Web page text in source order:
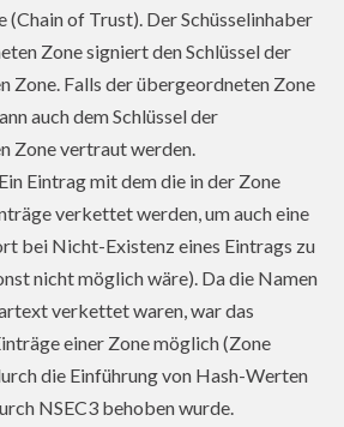
(Chain of Trust). Der Schüsselinhaber
Zone signiert den Schlüssel der
Zone. Falls der übergeordneten Zone
auch dem Schlüssel der
Zone vertraut werden.
Eintrag mit dem die in der Zone
verkettet werden, um auch eine
bei Nicht-Existenz eines Eintrags zu
nicht möglich wäre). Da die Namen
verkettet waren, war das
einer Zone möglich (Zone
die Einführung von Hash-Werten
NSEC3 behoben wurde.